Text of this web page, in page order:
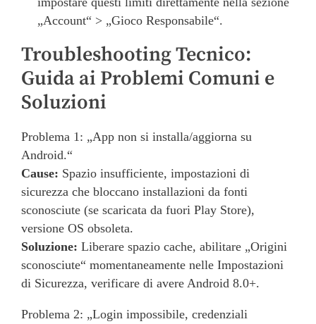
„Account“ > „Gioco Responsabile“.
Troubleshooting Tecnico:
Guida ai Problemi Comuni e
Soluzioni
Problema 1: „App non si installa/aggiorna su
Android.“
Cause: Spazio insufficiente, impostazioni di
sicurezza che bloccano installazioni da fonti
sconosciute (se scaricata da fuori Play Store),
versione OS obsoleta.
Soluzione: Liberare spazio cache, abilitare „Origini
sconosciute“ momentaneamente nelle Impostazioni
di Sicurezza, verificare di avere Android 8.0+.
Problema 2: „Login impossibile, credenziali